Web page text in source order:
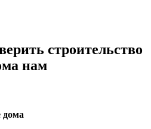
строительство
нам
дома